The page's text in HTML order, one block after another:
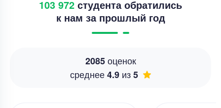
103 972 студента обратились
к нам за прошлый год
2085оценок
среднее4.9 из5